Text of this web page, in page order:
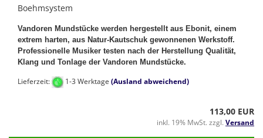
Boehmsystem
Vandoren Mundstücke werden hergestellt aus Ebonit, einem
extrem harten, aus Natur-Kautschuk gewonnenen Werkstoff.
Professionelle Musiker testen nach der Herstellung Qualität,
Klang und Tonlage der Vandoren Mundstücke.
Lieferzeit: 1-3 Werktage (Ausland abweichend)
113,00 EUR
inkl. 19% MwSt. zzgl. Versand